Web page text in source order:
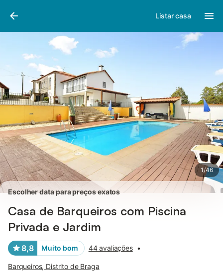
Listar casa
1/46
Fotos
Escolher data para preços exatos
Casa de Barqueiros com Piscina
Privada e Jardim
8,8 Muito bom 44 avaliações •
Barqueiros, Distrito de Braga